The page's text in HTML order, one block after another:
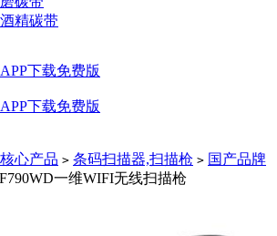
精碳带
下载免费版
下载免费版
核心产品 > 条码扫描器,扫描枪 > 国产品牌
一维WIFI无线扫描枪